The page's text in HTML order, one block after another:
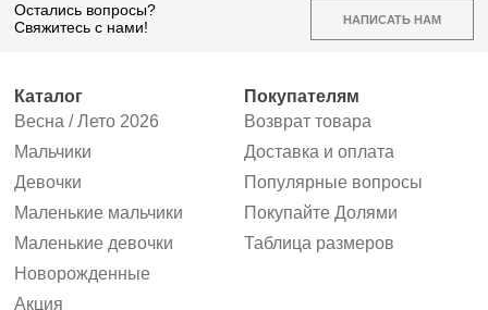
Остались вопросы?
Свяжитесь с нами!
НАПИСАТЬ НАМ
Каталог
Весна / Лето 2026
Мальчики
Девочки
Маленькие мальчики
Маленькие девочки
Новорожденные
Акция
Покупателям
Возврат товара
Доставка и оплата
Популярные вопросы
Покупайте Долями
Таблица размеров